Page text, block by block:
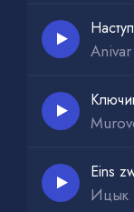
Anivar
Ицык